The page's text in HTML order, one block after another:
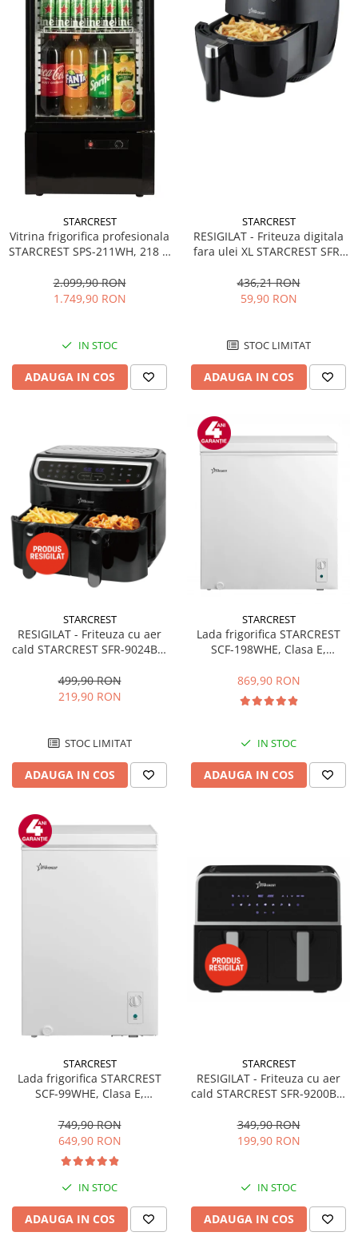
STARCREST
Vitrina frigorifica profesionala
STARCREST SPS-211WH, 218 L,
LED, H 141 cm, Negru
2.099,90 RON
1.749,90 RON
IN STOC
ADAUGA IN COS
STARCREST
RESIGILAT - Friteuza digitala
fara ulei XL STARCREST SFR-
Termostat 80 - 200 °C, 8
programe predefinite, Negru
436,21 RON
59,90 RON
STOC LIMITAT
ADAUGA IN COS
STARCREST
RESIGILAT - Friteuza cu aer
cald STARCREST SFR-9024BK,
Termostat 80 - 200 °C, 12
programe, Negru
499,90 RON
219,90 RON
STOC LIMITAT
ADAUGA IN COS
STARCREST
Lada frigorifica STARCREST
SCF-198WHE, Clasa E,
convertibil - functie frigider,
Termostat reglabil, Alb
869,90 RON
IN STOC
ADAUGA IN COS
STARCREST
Lada frigorifica STARCREST
SCF-99WHE, Clasa E,
convertibil - functie frigider,
Termostat reglabil, Alb
749,90 RON
649,90 RON
IN STOC
ADAUGA IN COS
STARCREST
RESIGILAT - Friteuza cu aer
cald STARCREST SFR-9200BK,
Termostat 80 - 200 °C, 8
programe predefinite, Negru
349,90 RON
199,90 RON
IN STOC
ADAUGA IN COS